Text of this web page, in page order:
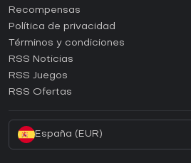
¿Cómo activar una CD Key de
¿Cómo activar una CD Key de Epic
¿Cómo activar una CD Key de GOG?
¿Cómo activar una CD Key de
Recompensas
Política de privacidad
Términos y condiciones
RSS Noticias
RSS Juegos
RSS Ofertas
España (EUR)